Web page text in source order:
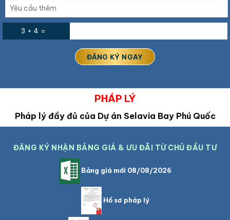
3 + 4 =
PHÁP LÝ
Pháp lý đầy đủ của Dự án Selavia Bay Phú Quốc
ĐĂNG KÝ NHẬN BẢNG GIÁ & ƯU ĐÃI TỪ CHỦ ĐẦU TƯ
Bảng giá mới 08/08/2026
Hồ sơ pháp lý